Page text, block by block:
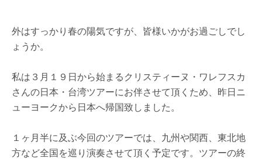
外はすっかり春の陽気ですが、皆様いかがお過ごしでし
ょうか。
私は３月１９日から始まるクリスティーヌ・ワレフスカ
さんの日本・台湾ツアーにお伴させて頂くため、昨日ニ
ューヨークから日本へ帰国致しました。
１ヶ月半に及ぶ今回のツアーでは、九州や関西、東北地
方など全国を巡り演奏させて頂く予定です。ツアーの終